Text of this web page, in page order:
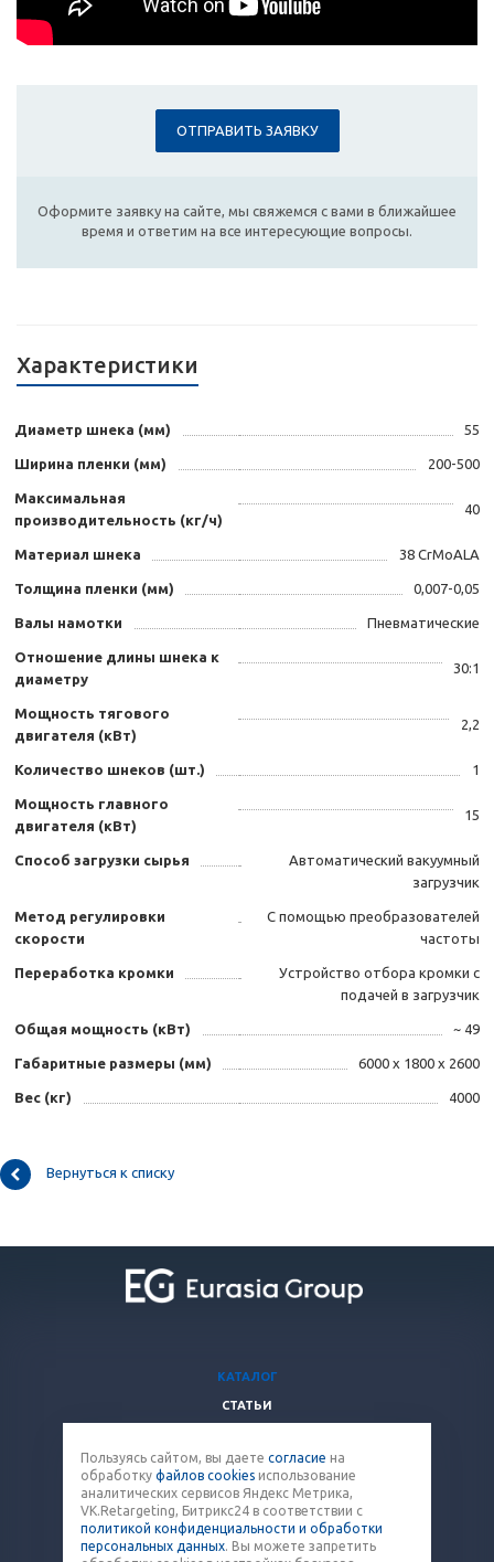
ОТПРАВИТЬ ЗАЯВКУ
Оформите заявку на сайте, мы свяжемся с вами в ближайшее
время и ответим на все интересующие вопросы.
Характеристики
Диаметр шнека (мм) 55
Ширина пленки (мм) 200-500
Максимальная
производительность (кг/ч)
40
Материал шнека 38 CrMoALA
Толщина пленки (мм) 0,007-0,05
Валы намотки Пневматические
Отношение длины шнека к
диаметру
30:1
Мощность тягового
двигателя (кВт)
2,2
Количество шнеков (шт.) 1
Мощность главного
двигателя (кВт)
15
Способ загрузки сырья
Автоматический вакуумный
загрузчик
Метод регулировки
скорости
С помощью преобразователей
частоты
Переработка кромки
Устройство отбора кромки с
подачей в загрузчик
Общая мощность (кВт) ~ 49
Габаритные размеры (мм) 6000 x 1800 x 2600
Вес (кг) 4000
Вернуться к списку
КАТАЛОГ
СТАТЬИ
КОМПАНИЯ
КОНТАКТЫ
8 (800) 707-12-53
Пользуясь сайтом, вы даете согласие на
обработку файлов cookies использование
аналитических сервисов Яндекс Метрика,
VK.Retargeting, Битрикс24 в соответствии с
политикой конфиденциальности и обработки
персональных данных. Вы можете запретить